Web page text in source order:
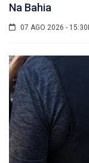
Na Bahia
07 AGO 2026 -